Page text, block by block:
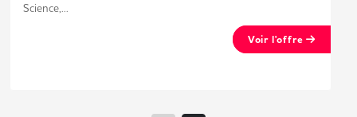
Science,...
Voir l'offre